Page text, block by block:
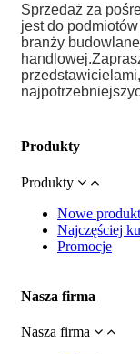
Sprzedaż za
jest do
branży
handlowej.
Produkty
Produkty
Nowe
Najczęściej
Promocje
Nasza firma
Nasza firma